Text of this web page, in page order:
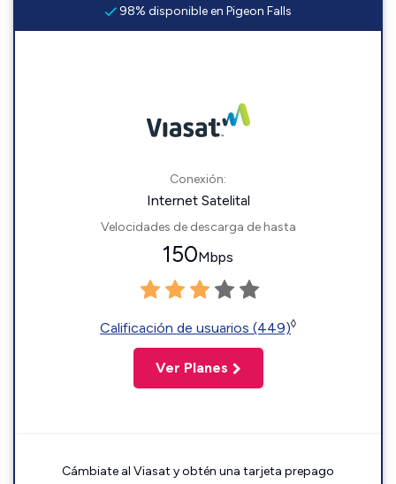
98% disponible en Pigeon Falls
Conexión:
Internet Satelital
Velocidades de descarga de hasta
150Mbps
Calificación de usuarios (449)◊
Ver Planes
Cámbiate al Viasat y obtén una tarjeta prepago